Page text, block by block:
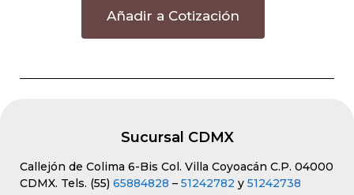
Añadir a Cotización
Sucursal CDMX
Callejón de Colima 6-Bis Col. Villa Coyoacán C.P. 04000
CDMX. Tels. (55) 65884828 – 51242782 y 51242738